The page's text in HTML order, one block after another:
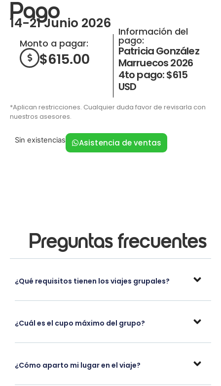
Pago
14-21 Junio 2026
Monto a pagar:
$615.00
Información del
pago:
Patricia González
Marruecos 2026
4to pago: $615
USD
*Aplican restricciones. Cualquier duda favor de revisarla con
nuestros asesores.
Sin existencias Asistencia de ventas
Preguntas frecuentes
¿Qué requisitos tienen los viajes grupales?
¿Cuál es el cupo máximo del grupo?
¿Cómo aparto mi lugar en el viaje?